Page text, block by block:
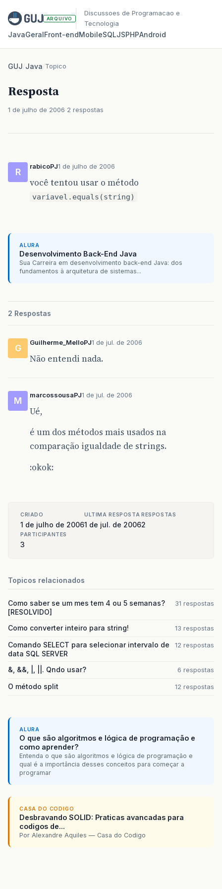
ARQUIVO
Discussoes de Programacao e
Tecnologia
JavaGeralFront‑endMobileSQLJSPHPAndroid
GUJ/Java/Topico
Resposta
1 de julho de 2006 2 respostas
R
rabicoPJ1 de julho de 2006
você tentou usar o método
variavel.equals(string)
ALURA
Desenvolvimento Back-End Java
Sua Carreira em desenvolvimento back-end Java: dos
fundamentos à arquitetura de sistemas...
2 Respostas
G
Guilherme_MelloPJ1 de jul. de 2006
Não entendi nada.
M
marcossousaPJ1 de jul. de 2006
Ué,
é um dos métodos mais usados na
comparação igualdade de strings.
:okok:
CRIADO
1 de julho de 2006
ULTIMA RESPOSTA
1 de jul. de 2006
RESPOSTAS
2
PARTICIPANTES
3
Topicos relacionados
Como saber se um mes tem 4 ou 5 semanas?
[RESOLVIDO]
31 respostas
Como converter inteiro para string! 13 respostas
Comando SELECT para selecionar intervalo de
data SQL SERVER
12 respostas
&, &&, |, ||. Qndo usar? 6 respostas
O método split 12 respostas
ALURA
O que são algoritmos e lógica de programação e
como aprender?
Entenda o que são algoritmos e lógica de programação e
qual é a importância desses conceitos para começar a
programar
CASA DO CODIGO
Desbravando SOLID: Praticas avancadas para
codigos de...
Por Alexandre Aquiles — Casa do Codigo